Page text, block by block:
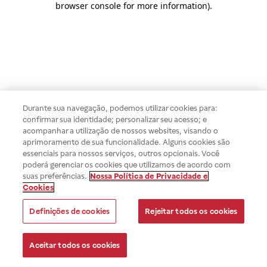
browser console for more information).
Durante sua navegação, podemos utilizar cookies para:
confirmar sua identidade; personalizar seu acesso; e
acompanhar a utilização de nossos websites, visando o
aprimoramento de sua funcionalidade. Alguns cookies são
essenciais para nossos serviços, outros opcionais. Você
poderá gerenciar os cookies que utilizamos de acordo com
suas preferências. Nossa Política de Privacidade e
Cookies
Definições de cookies Rejeitar todos os cookies
Aceitar todos os cookies